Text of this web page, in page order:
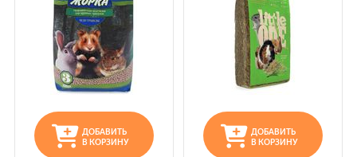
ДОБАВИТЬ
В КОРЗИНУ
ДОБАВИТЬ
В КОРЗИНУ